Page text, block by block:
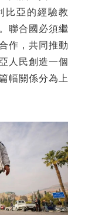
比亞的經驗教
聯合國必須繼
作，共同推動
人民創造一個
幅關係分為上